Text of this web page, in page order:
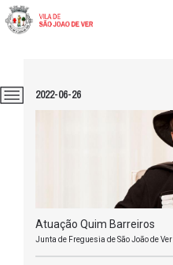
2022-06-26
Atuação Quim Barreiros
Junta de Freguesia de São João de Ver